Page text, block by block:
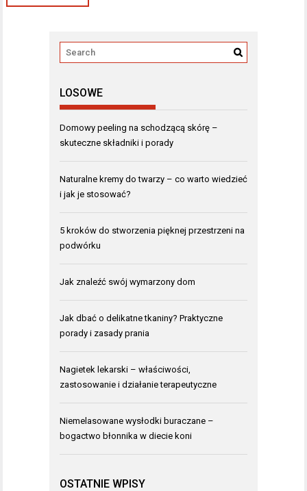
LOSOWE
Domowy peeling na schodzącą skórę –
skuteczne składniki i porady
Naturalne kremy do twarzy – co warto wiedzieć
i jak je stosować?
5 kroków do stworzenia pięknej przestrzeni na
podwórku
Jak znaleźć swój wymarzony dom
Jak dbać o delikatne tkaniny? Praktyczne
porady i zasady prania
Nagietek lekarski – właściwości,
zastosowanie i działanie terapeutyczne
Niemelasowane wysłodki buraczane –
bogactwo błonnika w diecie koni
OSTATNIE WPISY